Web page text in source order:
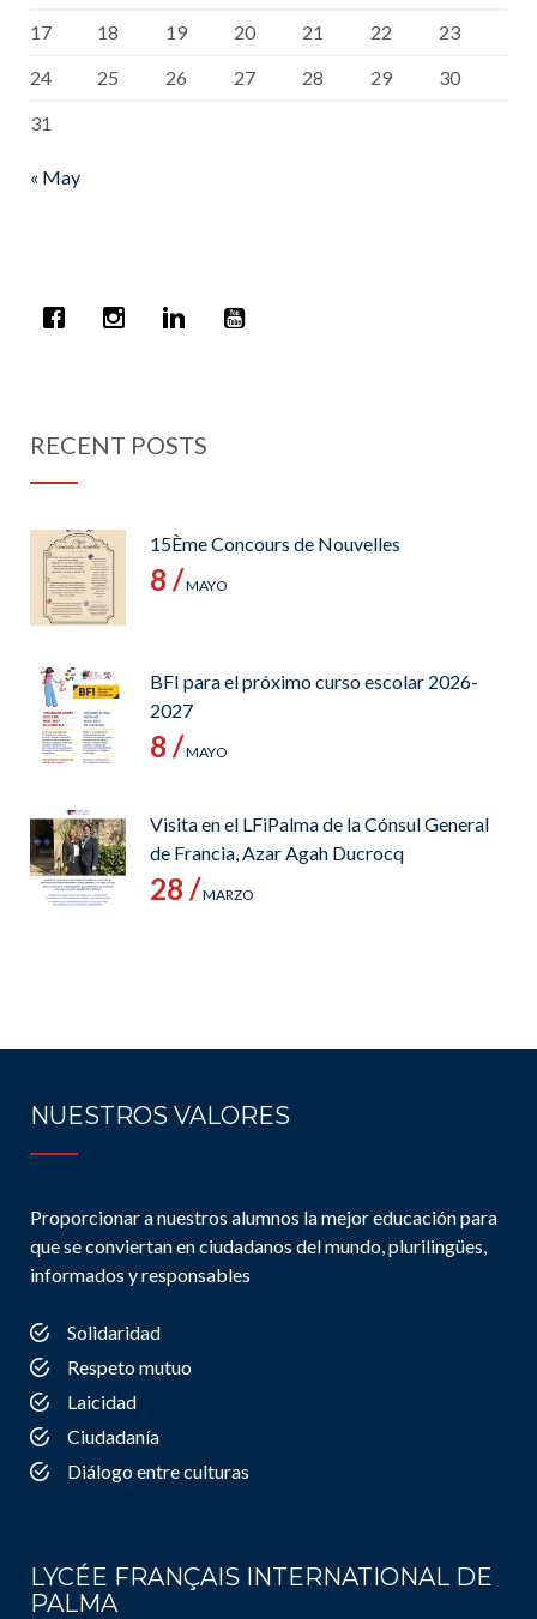
17 18 19 20 21 22
23
24
25 26 27 28 29
30
31
« May
RECENT POSTS
15Ème Concours de Nouvelles
8 /MAYO
BFI para el próximo curso escolar 2026-
2027
8 /MAYO
Visita en el LFiPalma de la Cónsul General
de Francia, Azar Agah Ducrocq
28 /MARZO
NUESTROS VALORES
Proporcionar a nuestros alumnos la mejor educación para
que se conviertan en ciudadanos del mundo, plurilingües,
informados y responsables
Solidaridad
Respeto mutuo
Laicidad
Ciudadanía
Diálogo entre culturas
LYCÉE FRANÇAIS INTERNATIONAL DE
PALMA